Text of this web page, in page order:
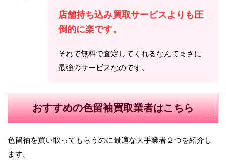
店舗持ち込み買取サービスよりも圧
倒的に楽です。
それで無料で査定してくれるなんてまさに
最強のサービスなのです。
おすすめの色留袖買取業者はこちら
色留袖を買い取ってもらうのに最適な大手業者２つを紹介し
ます。